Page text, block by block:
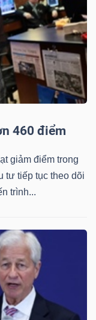
460 điểm
giảm điểm trong
tư tiếp tục theo dõi
trình...